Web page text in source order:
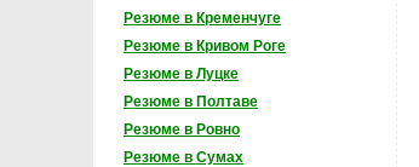
Резюме в Кременчуге
Резюме в Кривом Роге
Резюме в Луцке
Резюме в Полтаве
Резюме в Ровно
Резюме в Сумах